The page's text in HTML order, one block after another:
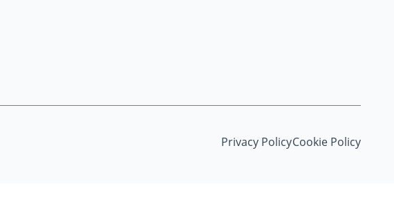
Privacy PolicyCookie Policy